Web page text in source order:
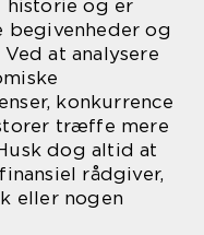
historie og er
og
at analysere
konkurrence
træffe mere
dog altid at
rådgiver,
eller nogen